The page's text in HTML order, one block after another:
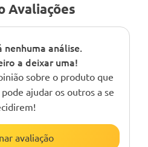
Avaliações
nenhuma análise.
a deixar uma!
sobre o produto que
ajudar os outros a se
avaliação